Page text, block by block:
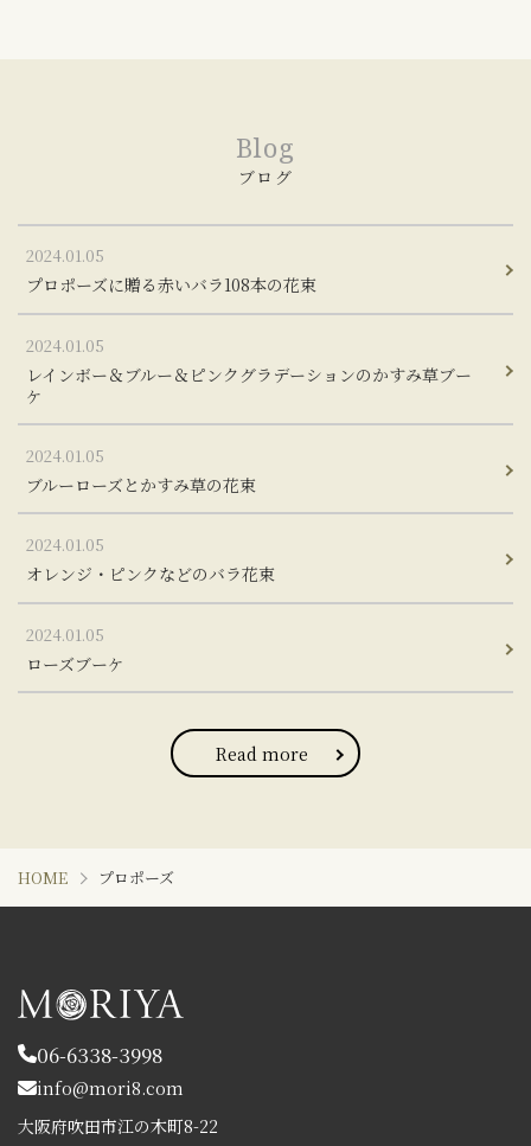
Blog
ブログ
2024.01.05
プロポーズに贈る赤いバラ108本の花束
2024.01.05
レインボー＆ブルー＆ピンクグラデーションのかすみ草ブー
ケ
2024.01.05
ブルーローズとかすみ草の花束
2024.01.05
オレンジ・ピンクなどのバラ花束
2024.01.05
ローズブーケ
Read more
HOME プロポーズ
06-6338-3998
info@mori8.com
大阪府吹田市江の木町8-22